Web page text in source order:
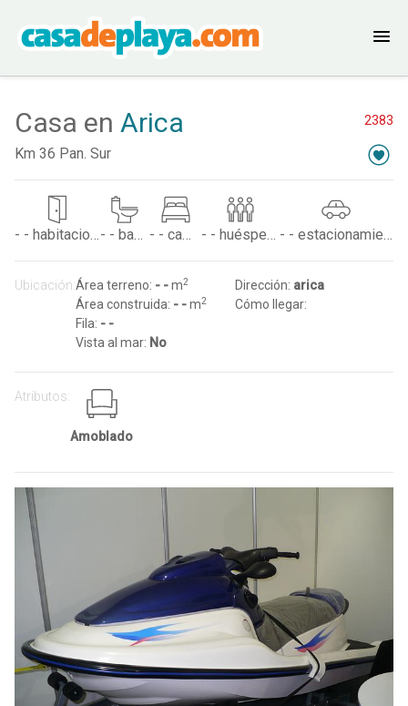
Casa en Arica 2383
Km 36 Pan. Sur
- - habitaciones - - baños - - camas - - huéspedes - - estacionamientos
Ubicación:Área terreno: - -m2
Área construida: - -m2
Fila: - -
Vista al mar: No
Dirección: arica
Cómo llegar:
Atributos:
Amoblado